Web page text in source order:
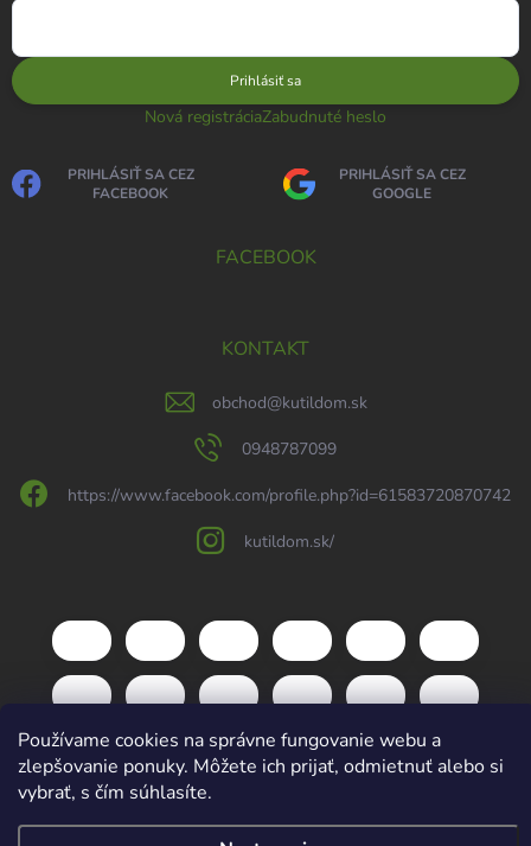
Používame cookies na správne fungovanie webu a
zlepšovanie ponuky. Môžete ich prijať, odmietnuť alebo si
vybrať, s čím súhlasíte.
Prihlásiť sa
Nová registráciaZabudnuté heslo
PRIHLÁSIŤ SA CEZ
FACEBOOK
PRIHLÁSIŤ SA CEZ
GOOGLE
FACEBOOK
KONTAKT
obchod@kutildom.sk
0948787099
https://www.facebook.com/profile.php?id=61583720870742
kutildom.sk/